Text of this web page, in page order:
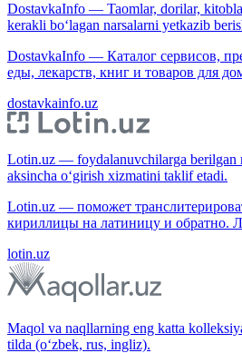
DostavkaInfo — Taomlar, dorilar,
kerakli bo‘lagan narsalarni yetkazib
DostavkaInfo — Каталог сервисов,
еды, лекарств, книг и товаров для
dostavkainfo.uz
Lotin.uz — foydalanuvchilarga berilgan
aksincha o‘girish xizmatini taklif etadi.
Lotin.uz — поможет
кириллицы на латиницу и обратно.
lotin.uz
Maqol va naqllarning eng katta
tilda (o‘zbek, rus, ingliz).